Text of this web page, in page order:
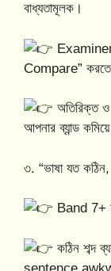
বাধ্যতামূলক।
Examiner
Compare” করতে
অতিরিক্ত ও
আপনার ব্যান্ড
৩. “ভাষা যত কঠিন,
Band 7+
কঠিন শব্দ